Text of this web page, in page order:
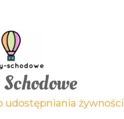
udostępniania żywności